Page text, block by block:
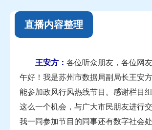
直播内容整理
王安方 ： 各位听众朋友，各位网
午好！我是苏州市数据局副局长王安
能参加政风行风热线节目。感谢栏目
这么一个机会，与广大市民朋友进行
我一同参加节目的同事还有数字社会